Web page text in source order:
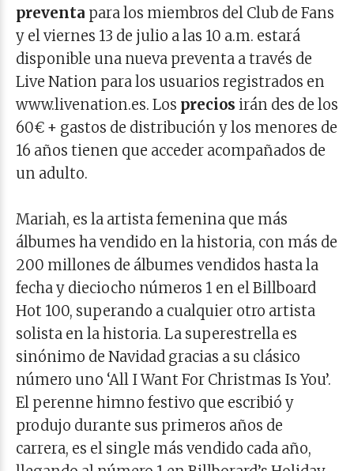
preventa para los miembros del Club de Fans
y el viernes 13 de julio a las 10 a.m. estará
disponible una nueva preventa a través de
Live Nation para los usuarios registrados en
www.livenation.es. Los precios irán des de los
60€ + gastos de distribución y los menores de
16 años tienen que acceder acompañados de
un adulto.
Mariah, es la artista femenina que más
álbumes ha vendido en la historia, con más de
200 millones de álbumes vendidos hasta la
fecha y dieciocho números 1 en el Billboard
Hot 100, superando a cualquier otro artista
solista en la historia. La superestrella es
sinónimo de Navidad gracias a su clásico
número uno ‘All I Want For Christmas Is You’.
El perenne himno festivo que escribió y
produjo durante sus primeros años de
carrera, es el single más vendido cada año,